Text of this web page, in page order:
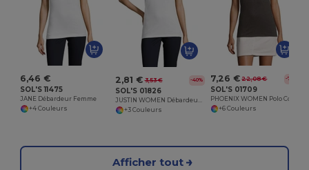
6,46 €
SOL'S 11475
JANE Débardeur Femme
+4 Couleurs
2,81 € 3,53 € -40%
SOL'S 01826
+3 Couleurs
7,26 € 22,08 € -70%
SOL'S 01709
+6 Couleurs
Afficher tout